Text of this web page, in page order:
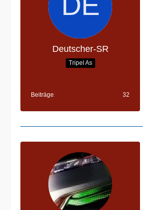
Deutscher-SR
Tripel As
Beiträge 32